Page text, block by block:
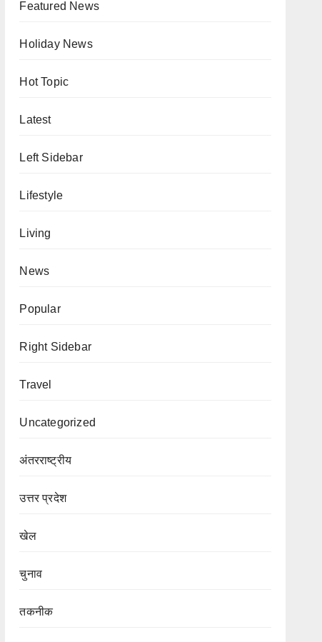
Featured News
Holiday News
Hot Topic
Latest
Left Sidebar
Lifestyle
Living
News
Popular
Right Sidebar
Travel
Uncategorized
अंतरराष्ट्रीय
उत्तर प्रदेश
खेल
चुनाव
तकनीक